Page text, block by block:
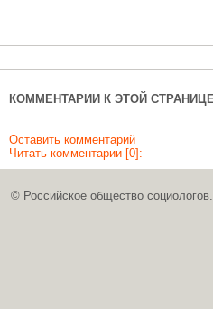
КОММЕНТАРИИ К ЭТОЙ
Оставить комментарий
Читать комментарии [0]:
© Российское общество